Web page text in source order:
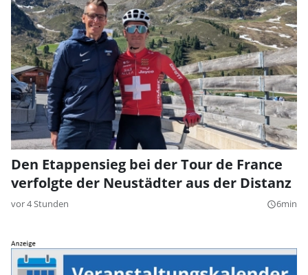
Den Etappensieg bei der Tour de France
verfolgte der Neustädter aus der Distanz
vor 4 Stunden query_builder6min